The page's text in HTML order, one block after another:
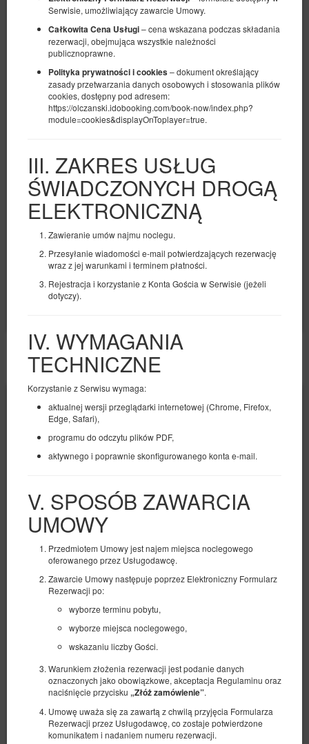
Serwisie, umożliwiający zawarcie Umowy.
Całkowita Cena Usługi– cena wskazana podczas składania
rezerwacji, obejmująca wszystkie należności
publicznoprawne.
Polityka prywatności i cookies – dokument określający
zasady przetwarzania danych osobowych i stosowania plików
cookies, dostępny pod adresem:
https://olczanski.idobooking.com/book-now/index.php?
module=cookies&displayOnToplayer=true.
III. ZAKRES USŁUG
ŚWIADCZONYCH DROGĄ
ELEKTRONICZNĄ
Zawieranie umów najmu noclegu.
Przesyłanie wiadomości e-mail potwierdzających rezerwację
wraz z jej warunkami i terminem płatności.
Rejestracja i korzystanie z Konta Gościa w Serwisie (jeżeli
dotyczy).
IV. WYMAGANIA
TECHNICZNE
Korzystanie z Serwisu wymaga:
aktualnej wersji przeglądarki internetowej (Chrome, Firefox,
Edge, Safari),
programu do odczytu plików PDF,
aktywnego i poprawnie skonfigurowanego konta e-mail.
V. SPOSÓB ZAWARCIA
UMOWY
Przedmiotem Umowy jest najem miejsca noclegowego
oferowanego przez Usługodawcę.
Zawarcie Umowy następuje poprzez Elektroniczny Formularz
Rezerwacji po:
wyborze terminu pobytu,
wyborze miejsca noclegowego,
wskazaniu liczby Gości.
Warunkiem złożenia rezerwacji jest podanie danych
oznaczonych jako obowiązkowe, akceptacja Regulaminu oraz
naciśnięcie przycisku „Złóż zamówienie”.
Umowę uważa się za zawartą z chwilą przyjęcia Formularza
Rezerwacji przez Usługodawcę, co zostaje potwierdzone
komunikatem i nadaniem numeru rezerwacji.
Apartament 14, 3-osobowy z balkonem i
3 osoby
pow. 22,00 m
1 sypialnia
1 łóżko pojedyncze (Single), 1 łóżko podwójne (Double), 2 łóżka
pojedyncze (Single) - do decyzji gościa
POZOSTAŁE OFERTY
Apartament 20, 3-osobowy z aneksem
3 osoby
1 łóżko pojedyncze (Single), 1 łóżko podwójne (Double)
336,00 zł
Proponowany inny termin (obiekt niedostępny w wybranym terminie):
10.08.2026 - 11.08.2026 (1 noc)